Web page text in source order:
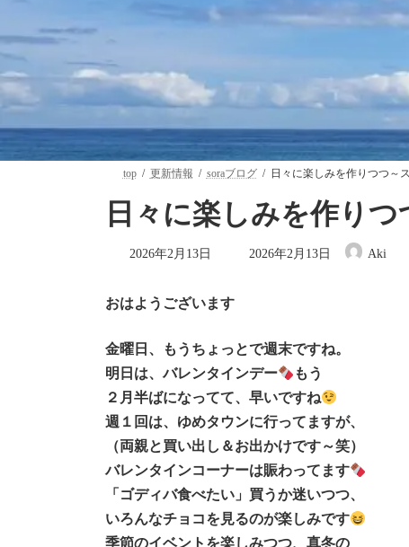
top 更新情報 soraブログ 日々に楽しみを作りつつ～
日々に楽しみを作り
2026年2月13日
最
:
2026年2月13日 Aki
おはようございます
金曜日、もうちょっとで週末ですね。
明日は、バレンタインデー
もう
２月半ばになってて、早いですね
週１回は、ゆめタウンに行ってますが、
（両親と買い出し＆お出かけです～笑）
バレンタインコーナーは賑わってます
「ゴディバ食べたい」買うか迷いつつ、
いろんなチョコを見るのが楽しみです
季節のイベントを楽しみつつ、真冬の